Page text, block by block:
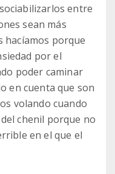
entre
sean más
hacíamos porque
por el
poder caminar
en cuenta que son
volando cuando
chenil porque no
en el que el